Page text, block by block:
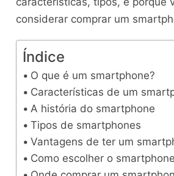
considerar comprar um
Índice
O que é um smartphone?
Características de um
A história do smartphone
Tipos de smartphones
Vantagens de ter um
Como escolher o